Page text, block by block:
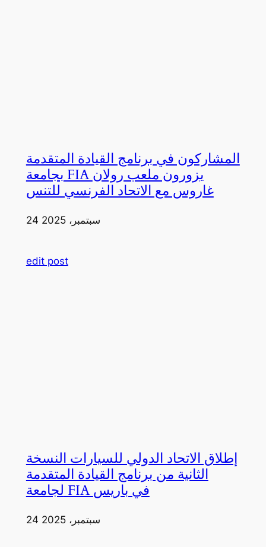
المشاركون في برنامج القيادة المتقدمة
بجامعة FIA يزورون ملعب رولان
غاروس مع الاتحاد الفرنسي للتنس
24 سبتمبر، 2025
edit post
إطلاق الاتحاد الدولي للسيارات النسخة
الثانية من برنامج القيادة المتقدمة
لجامعة FIA في باريس
24 سبتمبر، 2025